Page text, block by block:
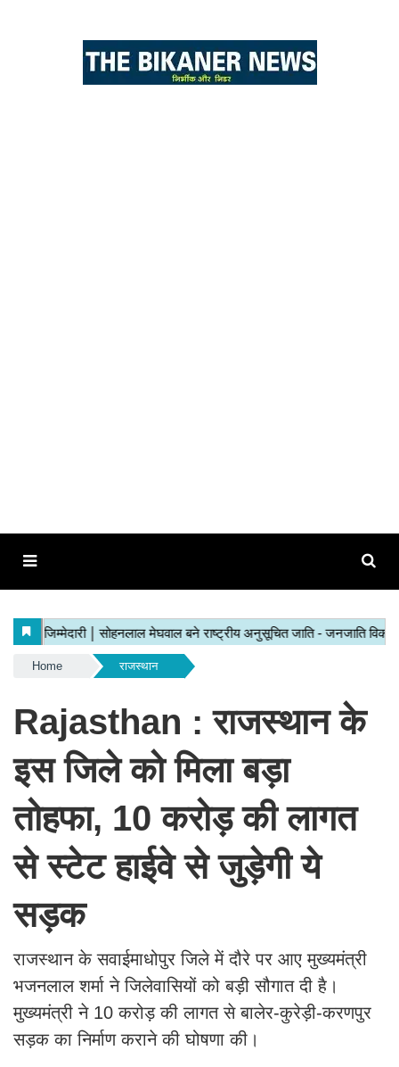
Home राजस्थान
Rajasthan : राजस्थान के
इस जिले को मिला बड़ा
तोहफा, 10 करोड़ की लागत
से स्टेट हाईवे से जुड़ेगी ये
सड़क
राजस्थान के सवाईमाधोपुर जिले में दौरे पर आए मुख्यमंत्री
भजनलाल शर्मा ने जिलेवासियों को बड़ी सौगात दी है।
मुख्यमंत्री ने 10 करोड़ की लागत से बालेर-कुरेड़ी-करणपुर
सड़क का निर्माण कराने की घोषणा की।